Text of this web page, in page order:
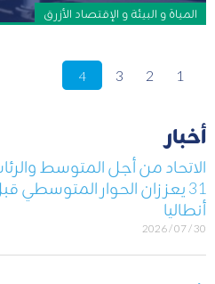
المياة و البيئة و الإقتصاد الأزرق
1
2
3
4
أخبار
الاتحاد من أجل المتوسط
31 يعززان الحوار المتوسطي
أنطاليا
30 / 07 / 2026